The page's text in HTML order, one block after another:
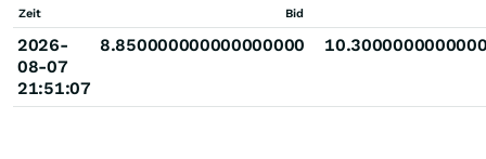
Zeit Bid
2026-
08-07
21:51:07
8.850000000000000000